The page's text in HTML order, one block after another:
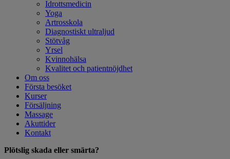
Idrottsmedicin
Yoga
Artrosskola
Diagnostiskt ultraljud
Stötvåg
Yrsel
Kvinnohälsa
Kvalitet och patientnöjdhet
Om oss
Första besöket
Kurser
Försäljning
Massage
Akuttider
Kontakt
Plötslig skada eller smärta?